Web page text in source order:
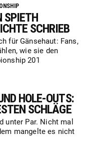
SPIETH
SCHRIEB
für Gänsehaut: Fans,
wie sie den
201
HOLE-OUTS:
SCHLÄGE
unter Par. Nicht mal
mangelte es nicht